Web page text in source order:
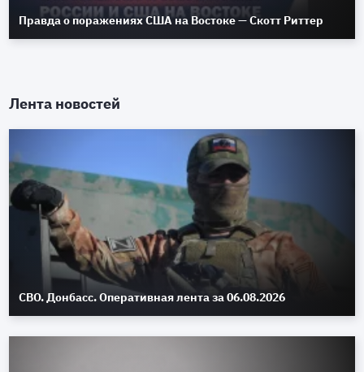
Правда о поражениях США на Востоке — Скотт Риттер
Лента новостей
СВО. Донбасс. Оперативная лента за 06.08.2026